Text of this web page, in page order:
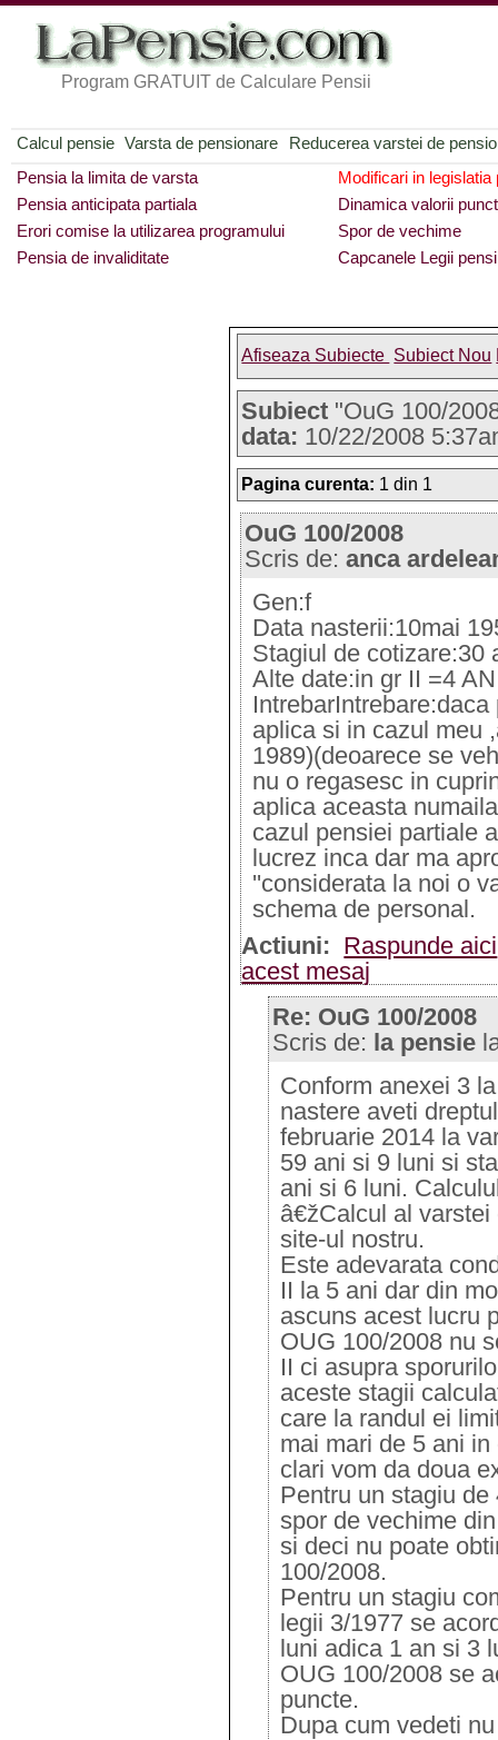
Program GRATUIT de Calculare Pensii
Calcul pensie Varsta de pensionare
Reducerea varstei de
Pensia la limita de varsta
Modificari in legislatia
Pensia anticipata partiala
Dinamica valorii
Erori comise la utilizarea programului
Spor de vechime
Pensia de invaliditate
Capcanele Legii
Afiseaza Subiecte Subiect Nou
Subiect "OuG 100/
data: 10/22/2008
Pagina curenta: 1 din 1
OuG 100/2008
Scris de:anca
Gen:f
Data nasterii:10mai
Stagiul de cotizare:30
Alte date:in gr II =4
aplica si in cazul meu
1989)(deoarece se
nu o regasesc in
aplica aceasta
cazul pensiei partiale
lucrez inca dar ma
''considerata la noi o
schema de personal.
Actiuni: Raspunde aici
acest mesaj
Re: OuG 100/2008
Scris de: la pensie
Conform anexei 3
nastere aveti
februarie 2014 la
59 ani si 9 luni si
ani si 6 luni.
â€žCalcul al varstei
site-ul nostru.
Este adevarata
II la 5 ani dar din
ascuns acest lucru
OUG 100/2008 nu
II ci asupra
aceste stagii
care la randul ei
mai mari de 5 ani
clari vom da doua
Pentru un stagiu
spor de vechime
si deci nu poate
100/2008.
Pentru un stagiu
legii 3/1977 se
luni adica 1 an si 3
OUG 100/2008 se
puncte.
Dupa cum vedeti